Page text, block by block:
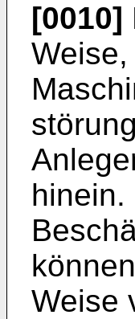
[0010]
hinein.
Weise